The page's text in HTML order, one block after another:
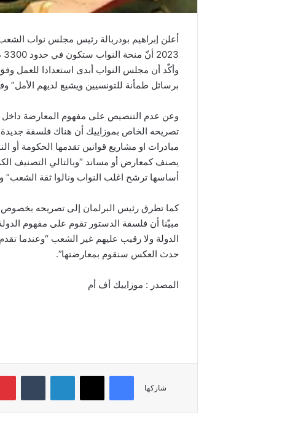
2023 أنّ منحة النواب ستكون في حدود 3300 دينار ومنحة رئيس المجلس هي 4652 دينار.
وأكّد أن مجلس النواب أبدى استعدادا للعمل
برسائل طمأنة للتونسيين ويشيع لديهم الأمل”
وعن عدم التنصيص على مفهوم المعارضة داخل
تصريحه الخاص بموزاييك أن هناك فلسفة
مبادرات او مشاريع قوانين تقدمها الحكومة أو
يصنف كمعارض أو مساند “وبالتالي التصنيف
أساسها ترشح اغلب النواب ونالوا ثقة الشعب”
كما تطرق رئيس البرلمان إلى تصريحه
مبيّنا أن فلسفة الدستور تقوم على مفهوم
الدولة ولا رقيب عليهم غير الشعب “وعندما
حدث العكس سنقوم بمعارضتها”.
المصدر : موزاييك أف أم
شاركها
فيسبوك ‫X لينكدإن